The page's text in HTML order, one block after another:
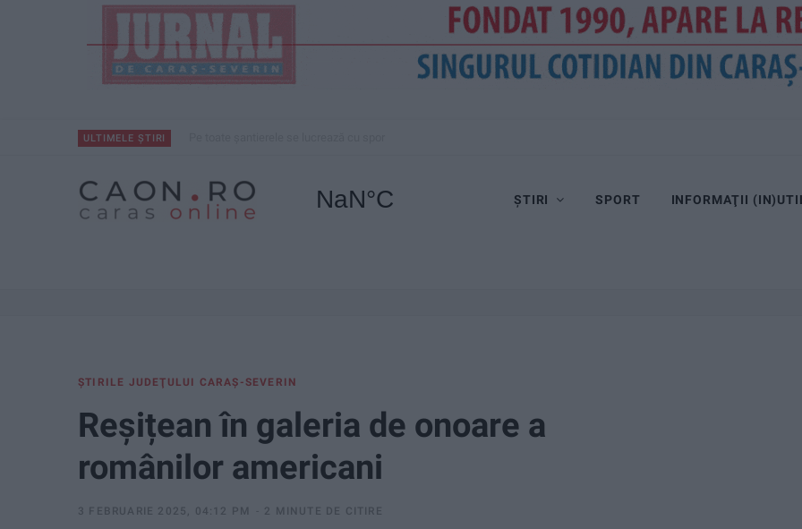
ULTIMELE ȘTIRI
ȘTIRI SPORT INFORMAŢII
ŞTIRILE JUDEŢULUI CARAŞ-SEVERIN
Reșițean în galeria de onoare a
românilor americani
3 FEBRUARIE 2025, 04:12 PM 2 MINUTE DE CITIRE